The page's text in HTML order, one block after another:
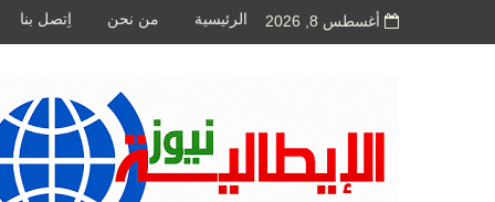
أغسطس 8, 2026 الرئيسية من نحن اِتصل بنا